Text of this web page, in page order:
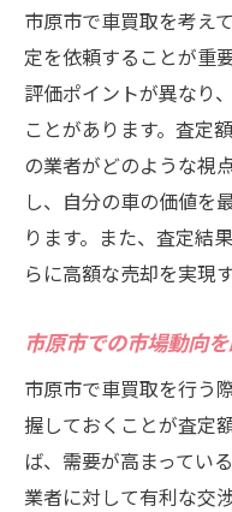
市原市で車買取を考え
定を依頼することが重
評価ポイントが異なり
ことがあります。査定
の業者がどのような視
し、自分の車の価値を
ります。また、査定結
らに高額な売却を実現
市原市での市場動向
市原市で車買取を行う
握しておくことが査定
ば、需要が高まってい
業者に対して有利な交